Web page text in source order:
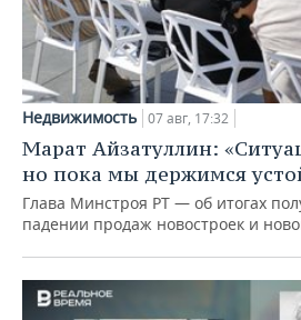
Недвижимость 07 авг, 17:32
Марат Айзатуллин:
но пока мы держимся
Глава Минстроя РТ — об итогах
падении продаж новостроек и